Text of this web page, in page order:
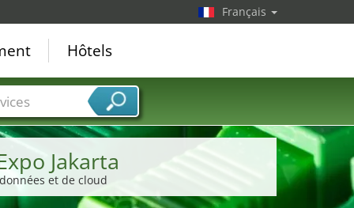
Jakarta
et de cloud
Français
Hôtels